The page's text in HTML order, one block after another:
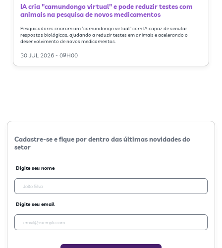
IA cria "camundongo virtual" e pode reduzir testes com
animais na pesquisa de novos medicamentos
Pesquisadores criaram um “camundongo virtual” com IA capaz de simular
respostas biológicas, ajudando a reduzir testes em animais e acelerando o
desenvolvimento de novos medicamentos.
30 JUL 2026 - 09H00
Cadastre-se e fique por dentro das últimas novidades do
setor
Digite seu nome
Digite seu email